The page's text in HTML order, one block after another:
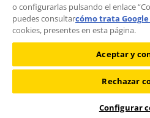
Suscríbete al boletín.
©2026 RACC Mobility Club |
Política de
o configurarlas pulsando el enlace
puedes consultarcómo trata
cookies, presentes en esta página.
Aceptar y
Rechazar
Configurar